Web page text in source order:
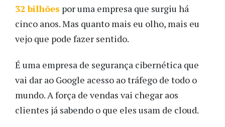
32 bilhões por uma empresa que surgiu há
cinco anos. Mas quanto mais eu olho, mais eu
vejo que pode fazer sentido.
É uma empresa de segurança cibernética que
vai dar ao Google acesso ao tráfego de todo o
mundo. A força de vendas vai chegar aos
clientes já sabendo o que eles usam de cloud.